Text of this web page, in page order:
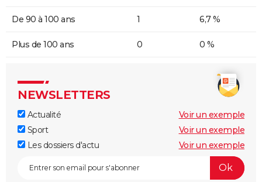
De 90 à 100 ans 1 6,7 %
Plus de 100 ans 0 0 %
NEWSLETTERS
Actualité
Voir un exemple
Sport
Voir un exemple
Les dossiers d'actu
Voir un exemple